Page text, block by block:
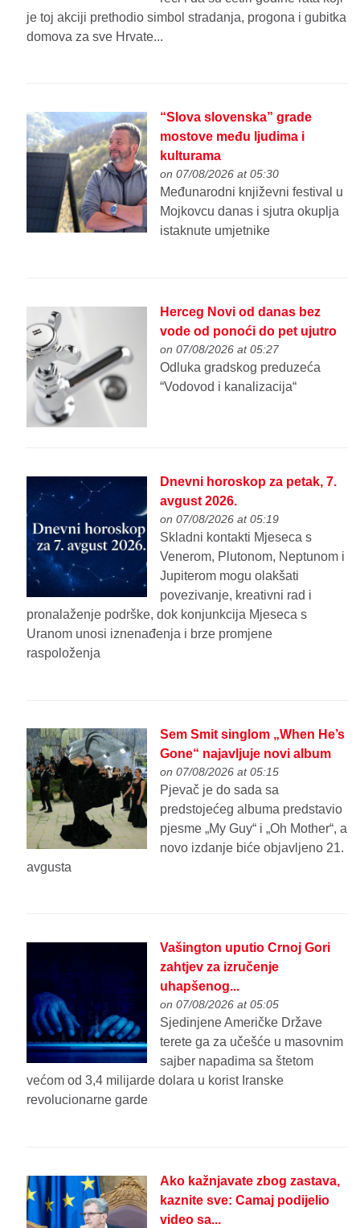
je toj akciji prethodio simbol stradanja, progona i gubitka
domova za sve Hrvate...
“Slova slovenska” grade
mostove među ljudima i
kulturama
on 07/08/2026 at 05:30
Međunarodni književni festival u
Mojkovcu danas i sjutra okuplja
istaknute umjetnike
Herceg Novi od danas bez
vode od ponoći do pet ujutro
on 07/08/2026 at 05:27
Odluka gradskog preduzeća
“Vodovod i kanalizacija“
Dnevni horoskop za petak, 7.
avgust 2026.
on 07/08/2026 at 05:19
Skladni kontakti Mjeseca s
Venerom, Plutonom, Neptunom i
Jupiterom mogu olakšati
povezivanje, kreativni rad i
pronalaženje podrške, dok konjunkcija Mjeseca s
Uranom unosi iznenađenja i brze promjene
raspoloženja
Sem Smit singlom „When He’s
Gone“ najavljuje novi album
on 07/08/2026 at 05:15
Pjevač je do sada sa
predstojećeg albuma predstavio
pjesme „My Guy“ i „Oh Mother“, a
novo izdanje biće objavljeno 21.
avgusta
Vašington uputio Crnoj Gori
zahtjev za izručenje
uhapšenog...
on 07/08/2026 at 05:05
Sjedinjene Američke Države
terete ga za učešće u masovnim
sajber napadima sa štetom
većom od 3,4 milijarde dolara u korist Iranske
revolucionarne garde
Ako kažnjavate zbog zastava,
kaznite sve: Camaj podijelio
video sa...